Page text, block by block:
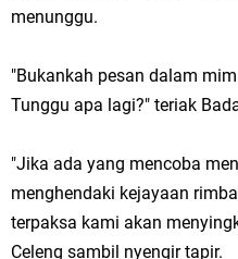
menunggu.
"Bukankah pesan dalam
Tunggu apa lagi?" teriak
"Jika ada yang mencoba
menghendaki kejayaan
terpaksa kami akan
Celeng sambil nyengir tapir.